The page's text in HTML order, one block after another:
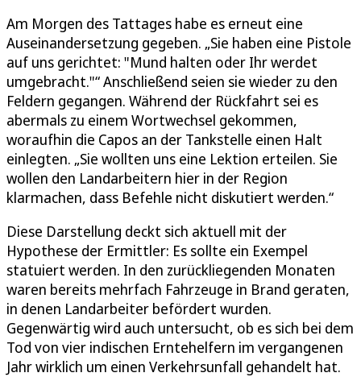
Am Morgen des Tattages habe es erneut eine
Auseinandersetzung gegeben. „Sie haben eine Pistole
auf uns gerichtet: "Mund halten oder Ihr werdet
umgebracht."“ Anschließend seien sie wieder zu den
Feldern gegangen. Während der Rückfahrt sei es
abermals zu einem Wortwechsel gekommen,
woraufhin die Capos an der Tankstelle einen Halt
einlegten. „Sie wollten uns eine Lektion erteilen. Sie
wollen den Landarbeitern hier in der Region
klarmachen, dass Befehle nicht diskutiert werden.“
Diese Darstellung deckt sich aktuell mit der
Hypothese der Ermittler: Es sollte ein Exempel
statuiert werden. In den zurückliegenden Monaten
waren bereits mehrfach Fahrzeuge in Brand geraten,
in denen Landarbeiter befördert wurden.
Gegenwärtig wird auch untersucht, ob es sich bei dem
Tod von vier indischen Erntehelfern im vergangenen
Jahr wirklich um einen Verkehrsunfall gehandelt hat.